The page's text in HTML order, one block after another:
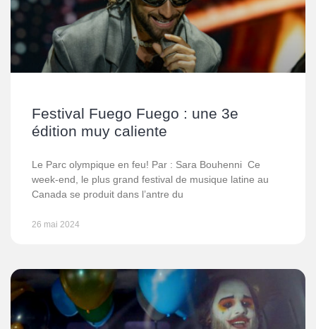
Festival Fuego Fuego : une 3e
édition muy caliente
Le Parc olympique en feu! Par : Sara Bouhenni Ce
week-end, le plus grand festival de musique latine au
Canada se produit dans l’antre du
26 mai 2024